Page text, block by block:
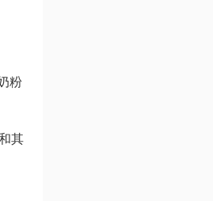
粉
其